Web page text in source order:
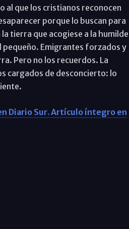
al que los cristianos reconocen
porque lo buscan para
tierra que acogiese a la humilde
pequeño. Emigrantes forzados y
Pero no los recuerdos. La
cargados de desconcierto: lo
Diario Sur. Artículo íntegro en